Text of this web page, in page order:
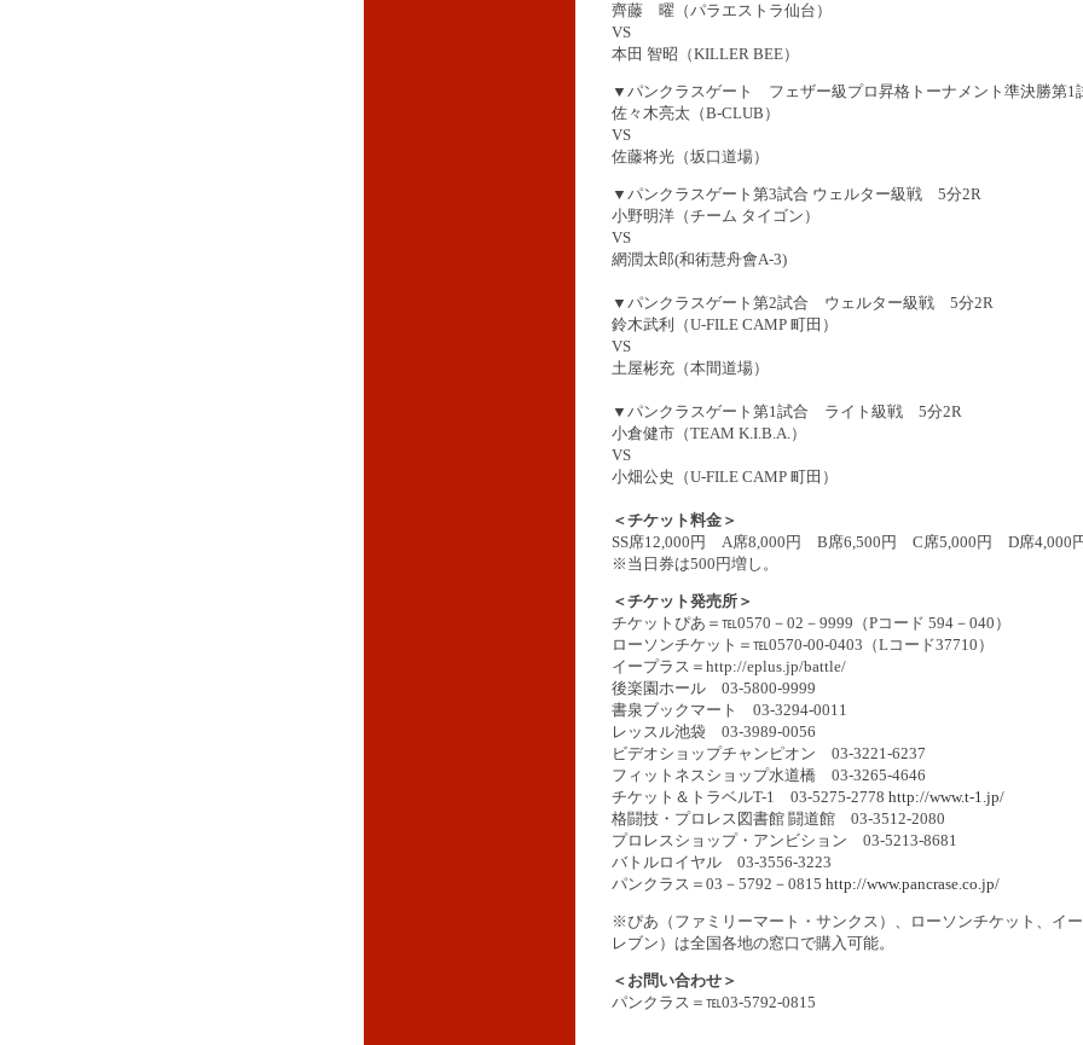
齊藤 曜（パラエストラ仙台）
VS
本田 智昭（KILLER BEE）
▼パンクラスゲート フェザー級プロ昇格トーナメント準決勝第
佐々木亮太（B-CLUB）
VS
佐藤将光（坂口道場）
▼パンクラスゲート第3試合 ウェルター級戦 5分2R
小野明洋（チーム タイゴン）
VS
網潤太郎(和術慧舟會A-3)
▼パンクラスゲート第2試合 ウェルター級戦 5分2R
鈴木武利（U-FILE CAMP 町田）
VS
土屋彬充（本間道場）
▼パンクラスゲート第1試合 ライト級戦 5分2R
小倉健市（TEAM K.I.B.A.）
VS
小畑公史（U-FILE CAMP 町田）
＜チケット料金＞
SS席12,000円 A席8,000円 B席6,500円 C席5,000円 D席4,000
※当日券は500円増し。
＜チケット発売所＞
チケットぴあ＝℡0570－02－9999（Pコード 594－040）
ローソンチケット＝℡0570-00-0403（Lコード37710）
イープラス＝http://eplus.jp/battle/
後楽園ホール 03-5800-9999
書泉ブックマート 03-3294-0011
レッスル池袋 03-3989-0056
ビデオショップチャンピオン 03-3221-6237
フィットネスショップ水道橋 03-3265-4646
チケット＆トラベルT-1 03-5275-2778 http://www.t-1.jp/
格闘技・プロレス図書館 闘道館 03-3512-2080
プロレスショップ・アンビション 03-5213-8681
バトルロイヤル 03-3556-3223
パンクラス＝03－5792－0815 http://www.pancrase.co.jp/
※ぴあ（ファミリーマート・サンクス）、ローソンチケット、イ
レブン）は全国各地の窓口で購入可能。
＜お問い合わせ＞
パンクラス＝℡03-5792-0815